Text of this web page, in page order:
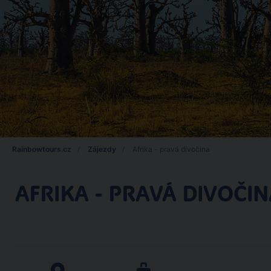
Rainbowtours.cz Zájezdy
AFRIKA - PRAVÁ